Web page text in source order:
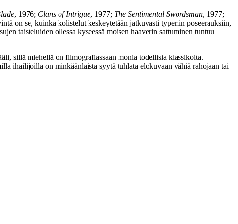
, 1976; Clans of Intrigue, 1977; The Sentimental Swordsman, 1977;
on se, kuinka kolistelut keskeytetään jatkuvasti typeriin poseerauksiin,
taisteluiden ollessa kyseessä moisen haaverin sattuminen tuntuu
sillä miehellä on filmografiassaan monia todellisia klassikoita.
ihailijoilla on minkäänlaista syytä tuhlata elokuvaan vähiä rahojaan tai